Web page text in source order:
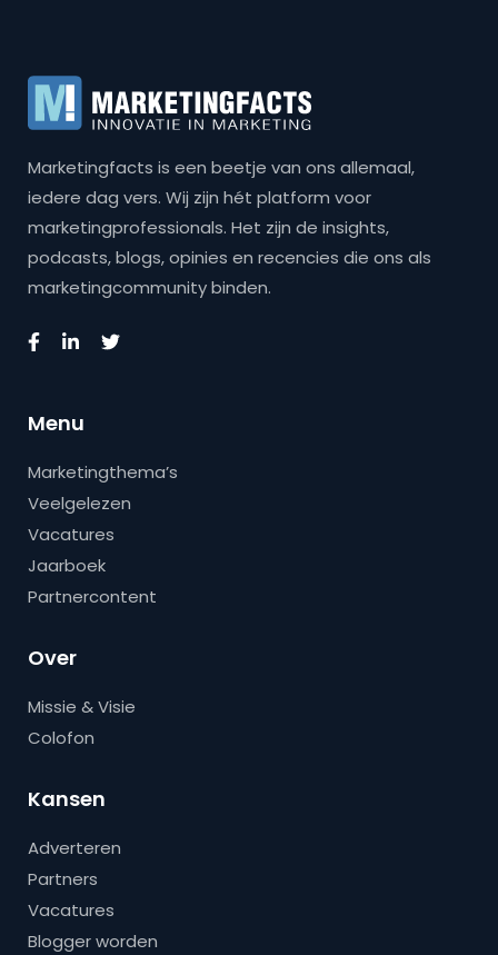
Marketingfacts is een beetje van ons allemaal,
iedere dag vers. Wij zijn hét platform voor
marketingprofessionals. Het zijn de insights,
podcasts, blogs, opinies en recencies die ons als
marketingcommunity binden.
Menu
Marketingthema’s
Veelgelezen
Vacatures
Jaarboek
Partnercontent
Over
Missie & Visie
Colofon
Kansen
Adverteren
Partners
Vacatures
Blogger worden